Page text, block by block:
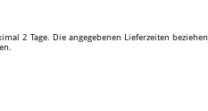
2 Tage. Die angegebenen Lieferzeiten